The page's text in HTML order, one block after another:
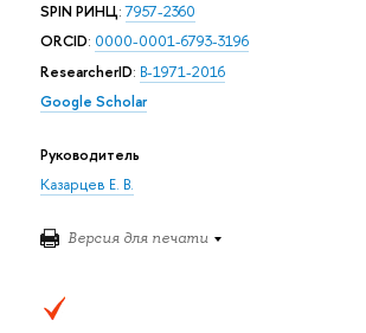
SPIN РИНЦ:7957-2360
ORCID: 0000-0001-6793-3196
ResearcherID: B-1971-2016
Google Scholar
Руководитель
Казарцев Е. В.
Версия для печати